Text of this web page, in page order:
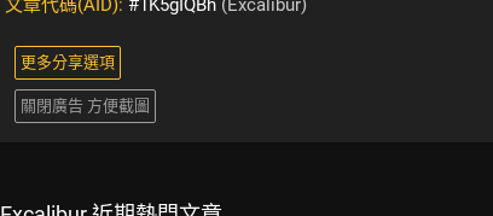
文章代碼(AID): #1K5gIQBh (Excalibur)
更多分享選項
關閉廣告 方便截圖